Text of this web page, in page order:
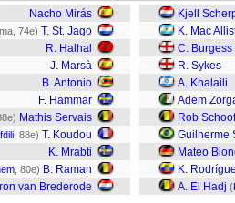
Nacho Mirás
74e) T. St. Jago
R. Halhal
J. Marsà
B. Antonio
F. Hammar
Mathis Servais
, 88e) T. Koudou
K. Mrabti
, 80e) B. Raman
van Brederode
Kjell
K. Mac
C. Burgess
R. Sykes
A. Khalaili
Adem
Rob
Guilherme
Mateo
K.
A. El Hadj (